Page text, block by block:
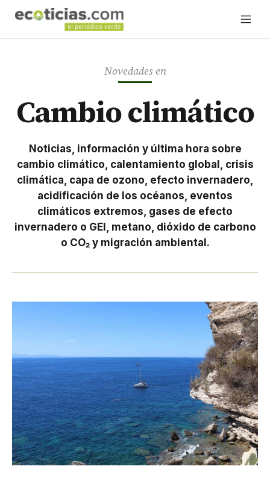
Novedades en
Cambio climático
Noticias, información y última hora sobre
cambio climático, calentamiento global, crisis
climática, capa de ozono, efecto invernadero,
acidificación de los océanos, eventos
climáticos extremos, gases de efecto
invernadero o GEI, metano, dióxido de carbono
o CO₂ y migración ambiental.